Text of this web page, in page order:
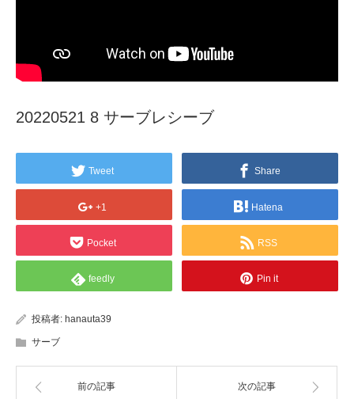
20220521 8 サーブレシーブ
Tweet Share
+1 Hatena
Pocket RSS
feedly Pin it
投稿者: hanauta39
サーブ
前の記事 次の記事